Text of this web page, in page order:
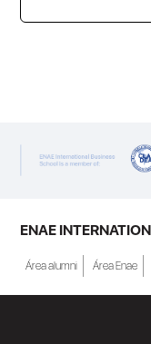
a Crecer". El
personas
becas de
de al menos
ENAE
Área alumni Área Enae